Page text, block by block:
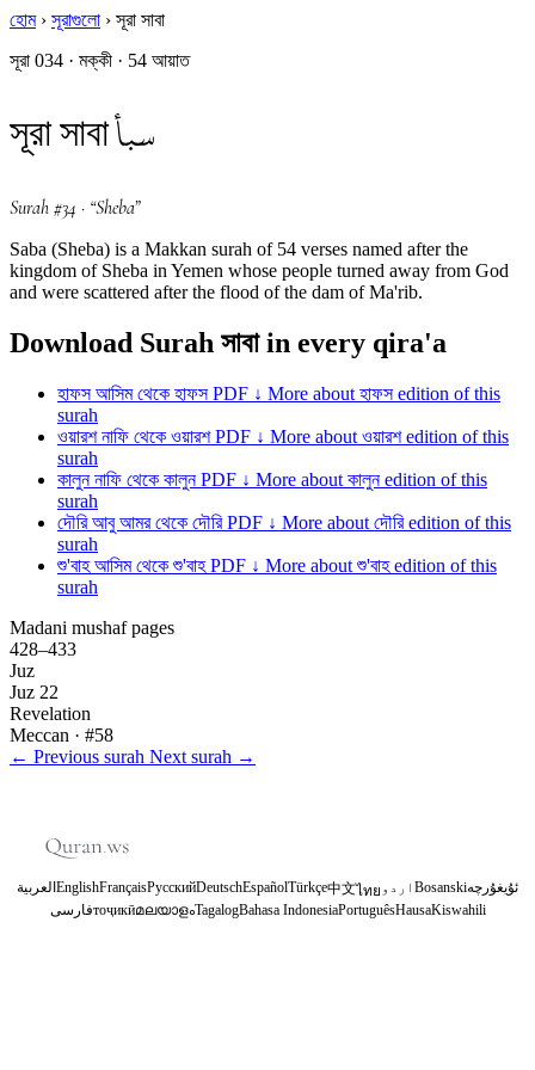
হোম › সূরাগুলো › সূরা সাবা
সূরা 034 · মক্কী · 54 আয়াত
সূরা সাবাسبأ
Surah #34 · “Sheba”
Saba (Sheba) is a Makkan surah of 54 verses named after the
kingdom of Sheba in Yemen whose people turned away from God
and were scattered after the flood of the dam of Ma'rib.
Download Surah সাবা in every qira'a
হাফস আসিম থেকে হাফস PDF ↓ More about হাফস edition of this
surah
ওয়ারশ নাফি থেকে ওয়ারশ PDF ↓ More about ওয়ারশ edition of this
surah
কালুন নাফি থেকে কালুন PDF ↓ More about কালুন edition of this
surah
দৌরি আবু আমর থেকে দৌরি PDF ↓ More about দৌরি edition of this
surah
শু'বাহ আসিম থেকে শু'বাহ PDF ↓ More about শু'বাহ edition of this
surah
Madani mushaf pages
428–433
Juz
Juz 22
Revelation
Meccan · #58
← Previous surah Next surah →
العربيةEnglishFrançaisРусскийDeutschEspañolTürkçe中文ไทย اردو Bosanskiئۇيغۇرچە
فارسیтоҷикӣമലയാളംTagalogBahasa IndonesiaPortuguêsHausaKiswahili